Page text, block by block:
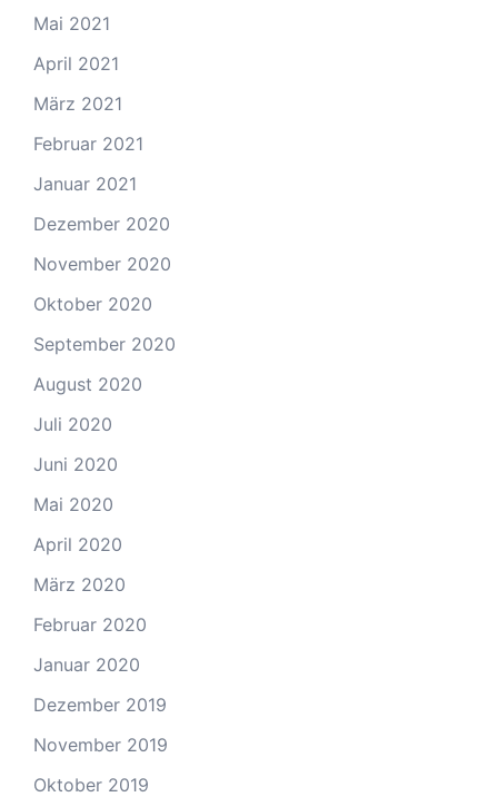
Mai 2021
April 2021
März 2021
Februar 2021
Januar 2021
Dezember 2020
November 2020
Oktober 2020
September 2020
August 2020
Juli 2020
Juni 2020
Mai 2020
April 2020
März 2020
Februar 2020
Januar 2020
Dezember 2019
November 2019
Oktober 2019